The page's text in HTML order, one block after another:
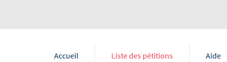
Accueil Liste des pétitions Aide